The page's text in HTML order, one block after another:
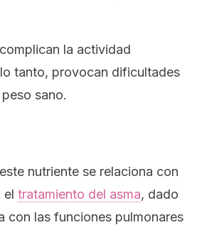
la actividad
tanto, provocan dificultades
sano.
nutriente se relaciona con
el tratamiento del asma, dado
con las funciones pulmonares